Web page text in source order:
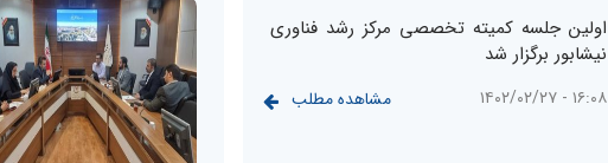
اولین جلسه کمیته تخصصی مرکز رشد فناوری
نیشابور برگزار شد
۱۶:۰۸ - ۱۴۰۲/۰۲/۲۷ مشاهده مطلب